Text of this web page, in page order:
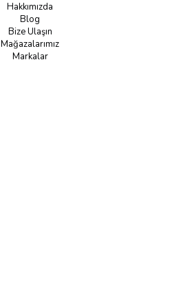
Hakkımızda
Blog
Bize Ulaşın
Mağazalarımız
Markalar